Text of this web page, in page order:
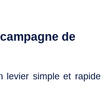
de
levier simple et rapide